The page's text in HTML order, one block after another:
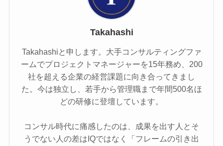
Takahashi
Takahashiと申します。大手コンサルティングファ
ームでプロジェクトマネージャーを15年務め、200
社を超える企業の経営課題に向き合ってきまし
た。今は独立し、若手から管理職まで年間500名ほ
どの研修に登壇しています。
コンサル時代に痛感したのは、成果を出す人とそ
うでない人の差はIQではなく「フレームの引き出